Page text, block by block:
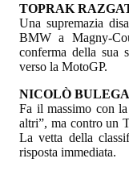
TOPRAK
Una supremazia
BMW a Magny-
conferma della sua
verso la MotoGP.
NICOLÒ
Fa il massimo con
altri”, ma contro un
La vetta della
risposta immediata.